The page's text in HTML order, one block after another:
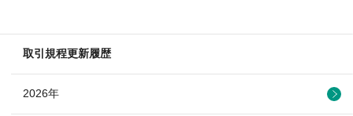
取引規程更新履歴
2026年